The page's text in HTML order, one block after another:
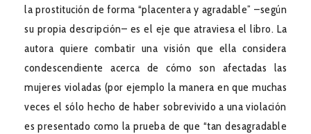
la prostitución de forma “placentera y agradable” –según
su propia descripción– es el eje que atraviesa el libro. La
autora quiere combatir una visión que ella considera
condescendiente acerca de cómo son afectadas las
mujeres violadas (por ejemplo la manera en que muchas
veces el sólo hecho de haber sobrevivido a una violación
es presentado como la prueba de que “tan desagradable